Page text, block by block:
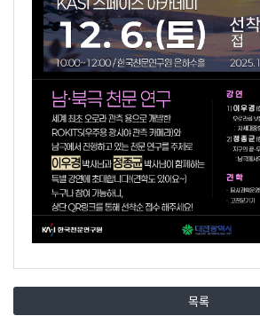
과학도시 대전과 함께하는
목록